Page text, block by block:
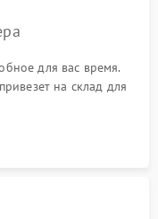
для вас время.
на склад для